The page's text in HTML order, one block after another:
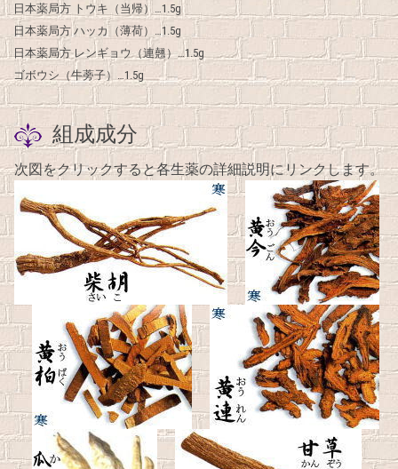
日本薬局方 トウキ（当帰）…1.5g
日本薬局方 ハッカ（薄荷）…1.5g
日本薬局方 レンギョウ（連翹）…1.5g
ゴボウシ（牛蒡子）…1.5g
組成成分
次図をクリックすると各生薬の詳細説明にリンクします。